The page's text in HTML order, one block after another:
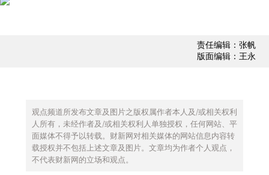
责任编辑：张帆
版面编辑：王永
观点频道所发布文章及图片之版权属作者本人及/或相关权利
人所有，未经作者及/或相关权利人单独授权，任何网站、平
面媒体不得予以转载。财新网对相关媒体的网站信息内容转
载授权并不包括上述文章及图片。文章均为作者个人观点，
不代表财新网的立场和观点。